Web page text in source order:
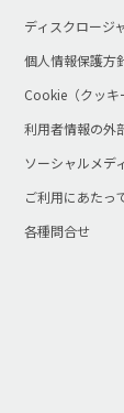
ディスクロージ
個人情報保護方
Cookie（クッキ
利用者情報の外
ソーシャルメデ
ご利用にあたっ
各種問合せ